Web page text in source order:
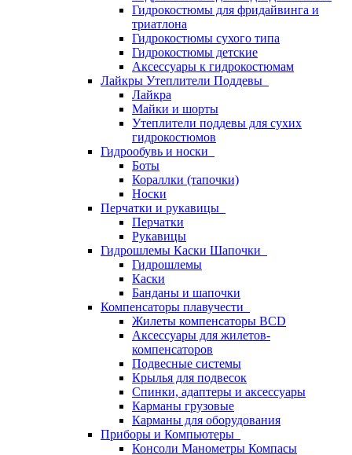
Гидрокостюмы для фридайвинга и
триатлона
Гидрокостюмы сухого типа
Гидрокостюмы детские
Аксессуары к гидрокостюмам
Лайкры Утеплители Поддевы
Лайкра
Майки и шорты
Утеплители поддевы для сухих
гидрокостюмов
Гидрообувь и носки
Боты
Кораллки (тапочки)
Носки
Перчатки и рукавицы
Перчатки
Рукавицы
Гидрошлемы Каски Шапочки
Гидрошлемы
Каски
Банданы и шапочки
Компенсаторы плавучести
Жилеты компенсаторы BCD
Аксессуары для жилетов-
компенсаторов
Подвесные системы
Крылья для подвесок
Спинки, адаптеры и аксессуары
Карманы грузовые
Карманы для оборудования
Приборы и Компьютеры
Консоли Манометры Компасы